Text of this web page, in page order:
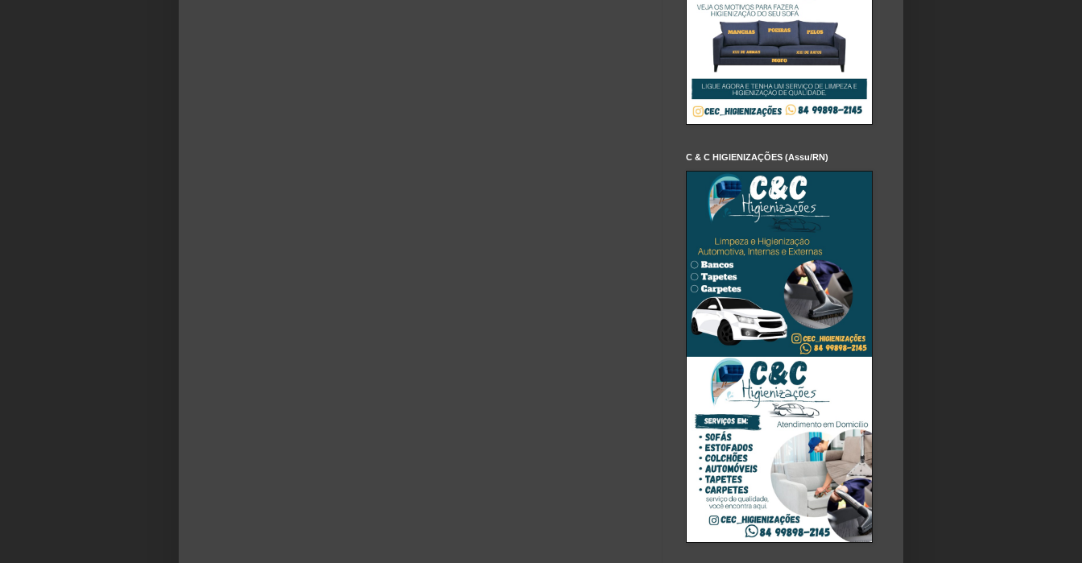
C & C HIGIENIZAÇÕES (Assu/RN)